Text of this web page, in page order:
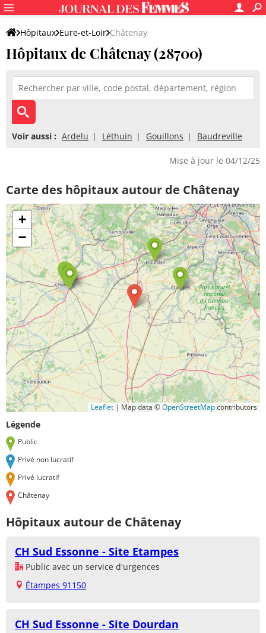
Hôpitaux Eure-et-Loir Châtenay
Hôpitaux de Châtenay (28700)
Voir aussi : Ardelu Léthuin Gouillons Baudreville
Mise à jour le 04/12/25
Carte des hôpitaux autour de Châtenay
+
−
Leaflet | Map data ©OpenStreetMapcontributors
Légende
Public
Privé non lucratif
Privé lucratif
Châtenay
Hôpitaux autour de Châtenay
CH Sud Essonne - Site Etampes
Public avec un service d'urgences
Étampes 91150
CH Sud Essonne - Site Dourdan